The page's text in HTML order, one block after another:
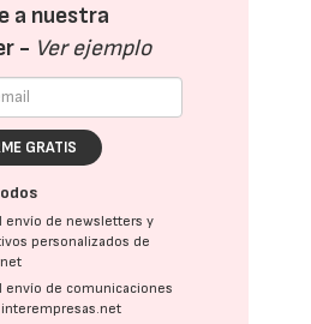
a nuestra
- Ver ejemplo
GRATIS
envío de newsletters y
personalizados de
envío de comunicaciones